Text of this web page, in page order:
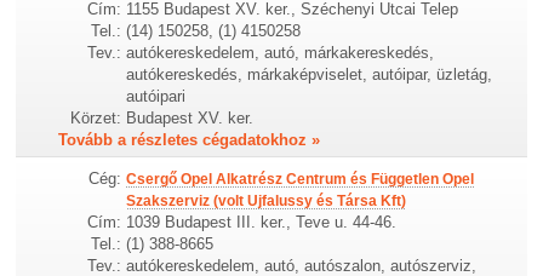
Cím: 1155 Budapest XV. ker., Széchenyi Utcai Telep
Tel.: (14) 150258, (1) 4150258
Tev.: autókereskedelem, autó, márkakereskedés,
autókereskedés, márkaképviselet, autóipar, üzletág,
autóipari
Körzet: Budapest XV. ker.
Tovább a részletes cégadatokhoz »
Cég: Csergő Opel Alkatrész Centrum és Független Opel
Szakszerviz (volt Ujfalussy és Társa Kft)
Cím: 1039 Budapest III. ker., Teve u. 44-46.
Tel.: (1) 388-8665
Tev.: autókereskedelem, autó, autószalon, autószerviz,